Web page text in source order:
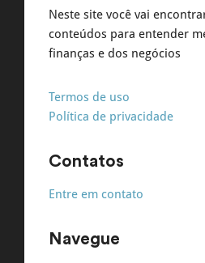
Neste site você vai
conteúdos para entender
finanças e dos negócios
Termos de uso
Política de privacidade
Contatos
Entre em contato
Navegue